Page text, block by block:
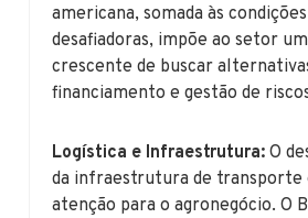
americana, somada às
desafiadoras, impõe ao setor
crescente de buscar
financiamento e gestão de
Logística e Infraestrutura: O
da infraestrutura de transporte
atenção para o agronegócio. O